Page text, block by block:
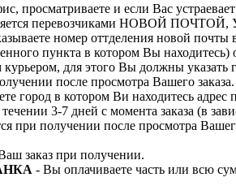
просматриваете и если Вас
перевозчиками НОВОЙ
номер оттделения новой
пункта в котором Вы
для этого Вы должны
после просмотра Вашего заказа.
город в котором Ви находитесь
3-7 дней с момента заказа (в
при получении после просмотра
заказ при получении.
- Вы оплачиваете часть или всю